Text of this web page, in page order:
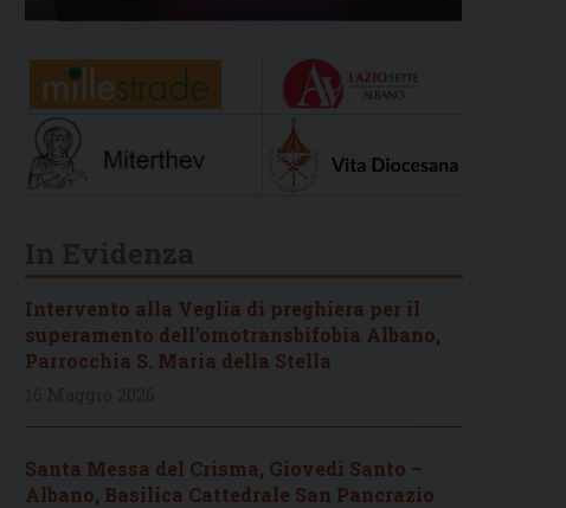
Intervento alla Veglia di preghiera per il
superamento dell’omotransbifobia Albano,
Parrocchia S. Maria della Stella
Santa Messa del Crisma, Giovedì Santo –
Albano, Basilica Cattedrale San Pancrazio